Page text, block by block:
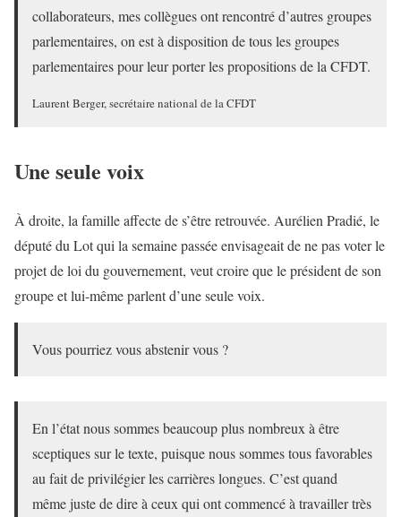
collaborateurs, mes collègues ont rencontré d’autres groupes
parlementaires, on est à disposition de tous les groupes
parlementaires pour leur porter les propositions de la CFDT.
Laurent Berger, secrétaire national de la CFDT
Une seule voix
À droite, la famille affecte de s’être retrouvée. Aurélien Pradié, le
député du Lot qui la semaine passée envisageait de ne pas voter le
projet de loi du gouvernement, veut croire que le président de son
groupe et lui-même parlent d’une seule voix.
Vous pourriez vous abstenir vous ?
En l’état nous sommes beaucoup plus nombreux à être
sceptiques sur le texte, puisque nous sommes tous favorables
au fait de privilégier les carrières longues. C’est quand
même juste de dire à ceux qui ont commencé à travailler très